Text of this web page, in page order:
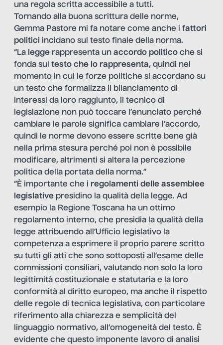
una regola scritta accessibile a tutti.
Tornando alla buona scrittura delle norme,
Gemma Pastore mi fa notare come anche i fattori
politici incidano sul testo finale della norma.
“La legge rappresenta un accordo politico che si
fonda sul testo che lo rappresenta, quindi nel
momento in cui le forze politiche si accordano su
un testo che formalizza il bilanciamento di
interessi da loro raggiunto, il tecnico di
legislazione non può toccare l’enunciato perché
cambiare le parole significa cambiare l’accordo,
quindi le norme devono essere scritte bene già
nella prima stesura perché poi non è possibile
modificare, altrimenti si altera la percezione
politica della portata della norma.”
“È importante che i regolamenti delle assemblee
legislative presidino la qualità della legge. Ad
esempio la Regione Toscana ha un ottimo
regolamento interno, che presidia la qualità della
legge attribuendo all’Ufficio legislativo la
competenza a esprimere il proprio parere scritto
su tutti gli atti che sono sottoposti all’esame delle
commissioni consiliari, valutando non solo la loro
legittimità costituzionale e statutaria e la loro
conformità al diritto europeo, ma anche il rispetto
delle regole di tecnica legislativa, con particolare
riferimento alla chiarezza e semplicità del
linguaggio normativo, all’omogeneità del testo. È
evidente che questo imponente lavoro di analisi